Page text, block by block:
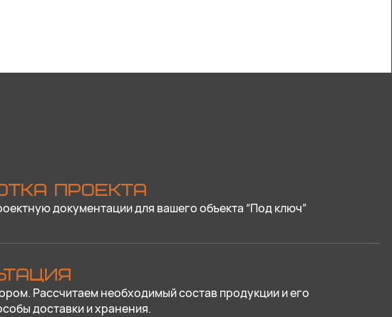
ПРОЕКТА
документации для вашего объекта “Под ключ”
Рассчитаем необходимый состав продукции и его
доставки и хранения.